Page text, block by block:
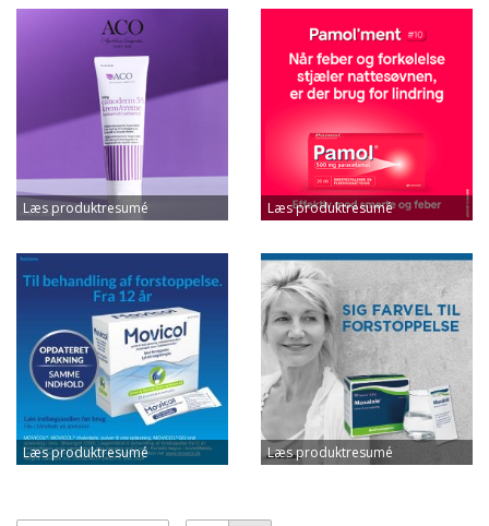
Læs produktresumé Læs produktresumé
Læs produktresumé Læs produktresumé